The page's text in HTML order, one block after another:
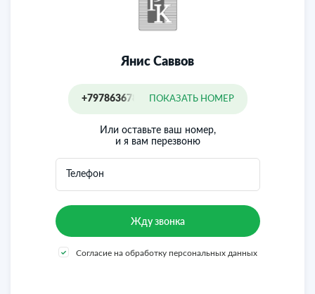
Янис Саввов
+79786367854 ПОКАЗАТЬ НОМЕР
Или оставьте ваш номер,
и я вам перезвоню
Телефон
Согласие на обработку персональных данных